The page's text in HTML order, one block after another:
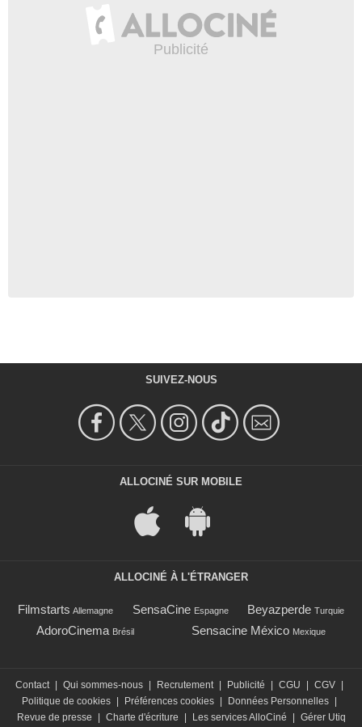
SUIVEZ-NOUS
ALLOCINÉ SUR MOBILE
ALLOCINÉ À L'ÉTRANGER
Filmstarts Allemagne SensaCine Espagne Beyazperde Turquie
AdoroCinema Brésil Sensacine México Mexique
Contact | Qui sommes-nous | Recrutement | Publicité | CGU | CGV |
Politique de cookies | Préférences cookies | Données Personnelles |
Revue de presse
| Charte d'écriture | Les services AlloCiné | Gérer Utiq